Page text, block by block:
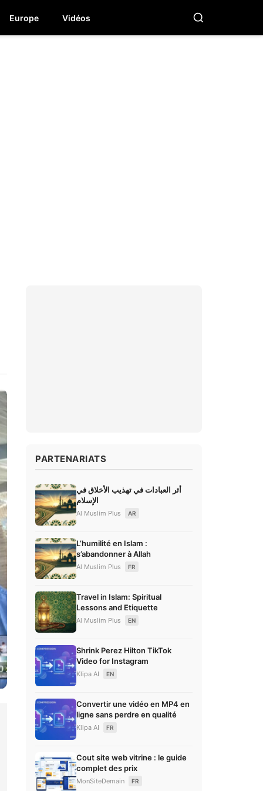
Europe Vidéos
PARTENARIATS
أثر العبادات في تهذيب الأخلاق في
الإسلام
Al Muslim Plus AR
L’humilité en Islam :
s’abandonner à Allah
Al Muslim Plus FR
Travel in Islam: Spiritual
Lessons and Etiquette
Al Muslim Plus EN
Shrink Perez Hilton TikTok
Video for Instagram
Klipa AI EN
Convertir une vidéo en MP4 en
ligne sans perdre en qualité
Klipa AI FR
Cout site web vitrine : le guide
complet des prix
MonSiteDemain FR